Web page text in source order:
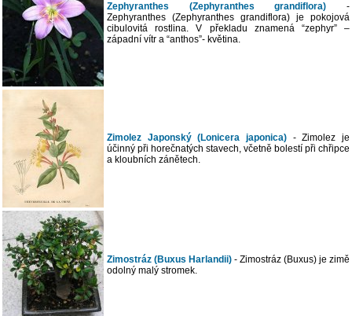
Zephyranthes (Zephyranthes grandiflora) -
Zephyranthes (Zephyranthes grandiflora) je pokojová
cibulovitá rostlina. V překladu znamená “zephyr” –
západní vítr a “anthos”- květina.
Zimolez Japonský (Lonicera japonica) - Zimolez je
účinný při horečnatých stavech, včetně bolestí při chřipce
a kloubních zánětech.
Zimostráz (Buxus Harlandii) - Zimostráz (Buxus) je zimě
odolný malý stromek.